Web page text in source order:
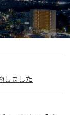
しました